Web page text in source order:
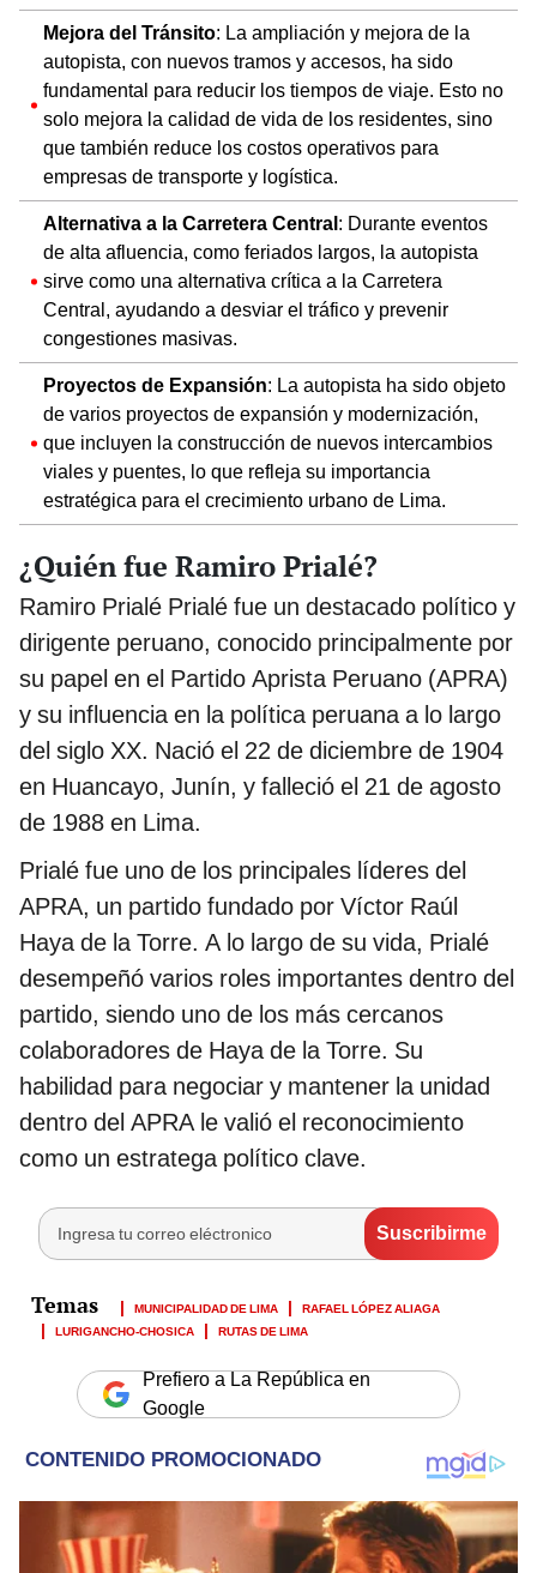
Mejora del Tránsito: La ampliación y mejora de la
autopista, con nuevos tramos y accesos, ha sido
fundamental para reducir los tiempos de viaje. Esto no
solo mejora la calidad de vida de los residentes, sino
que también reduce los costos operativos para
empresas de transporte y logística.
Alternativa a la Carretera Central: Durante eventos
de alta afluencia, como feriados largos, la autopista
sirve como una alternativa crítica a la Carretera
Central, ayudando a desviar el tráfico y prevenir
congestiones masivas.
Proyectos de Expansión: La autopista ha sido objeto
de varios proyectos de expansión y modernización,
que incluyen la construcción de nuevos intercambios
viales y puentes, lo que refleja su importancia
estratégica para el crecimiento urbano de Lima.
¿Quién fue Ramiro Prialé?
Ramiro Prialé Prialé fue un destacado político y
dirigente peruano, conocido principalmente por
su papel en el Partido Aprista Peruano (APRA)
y su influencia en la política peruana a lo largo
del siglo XX. Nació el 22 de diciembre de 1904
en Huancayo, Junín, y falleció el 21 de agosto
de 1988 en Lima.
Prialé fue uno de los principales líderes del
APRA, un partido fundado por Víctor Raúl
Haya de la Torre. A lo largo de su vida, Prialé
desempeñó varios roles importantes dentro del
partido, siendo uno de los más cercanos
colaboradores de Haya de la Torre. Su
habilidad para negociar y mantener la unidad
dentro del APRA le valió el reconocimiento
como un estratega político clave.
MUNICIPALIDAD DE LIMA
RAFAEL LÓPEZ ALIAGA
LURIGANCHO-CHOSICA
RUTAS DE LIMA
Prefiero a La República en
Google